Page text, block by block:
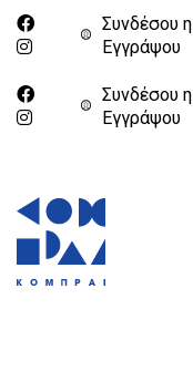
Συνδέσου η
Eγγράψου
Συνδέσου η
Eγγράψου